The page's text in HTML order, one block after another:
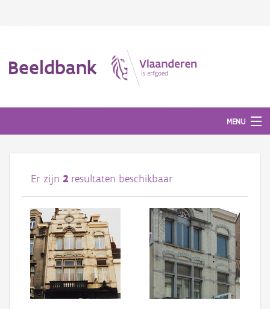
Beeldbank
MENU
Afbeeldingen
#BeeldIndeKijker
Hergebruik
Over ons
Aanmelden
Er zijn 2 resultaten beschikbaar.